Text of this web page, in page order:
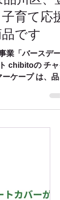
川区、豊
育て応援
です
業「バースデー
chibitoの チャ
ケープ は、品
庭に子育ての